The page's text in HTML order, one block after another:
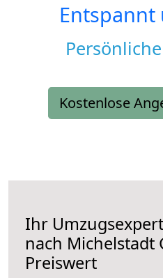
Entspannt
Kostenlose
Ihr
nach Michelstadt
Preiswert